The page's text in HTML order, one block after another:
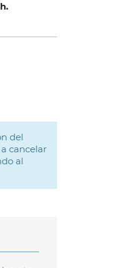
del
cancelar
al